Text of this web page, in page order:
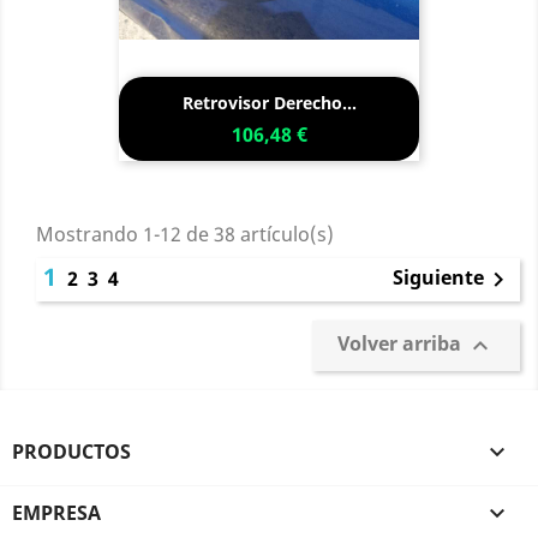
Retrovisor Derecho...
106,48 €
Mostrando 1-12 de 38 artículo(s)
1 2 3 4 Siguiente 
Volver arriba 
PRODUCTOS 
EMPRESA 